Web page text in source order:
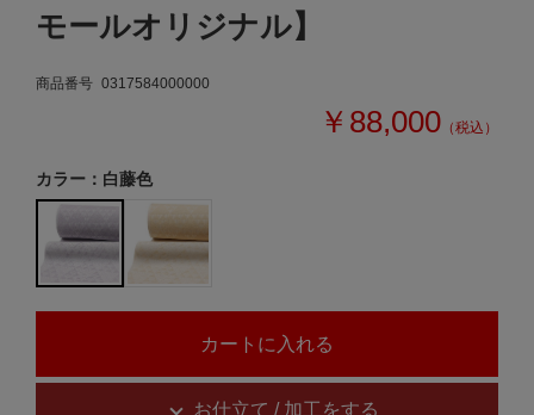
モールオリジナル】
商品番号 0317584000000
￥88,000 （税込）
カラー：白藤色
お仕立て / 加工をする